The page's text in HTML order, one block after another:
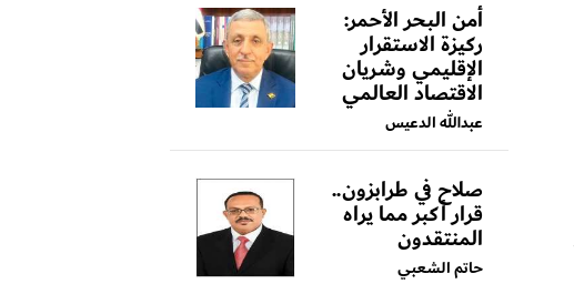
أمن البحر الأحمر:
ركيزة الاستقرار
الإقليمي وشريان
الاقتصاد العالمي
عبدالله الدعيس
صلاح في طرابزون..
قرار أكبر مما يراه
المنتقدون
حاتم الشعبي